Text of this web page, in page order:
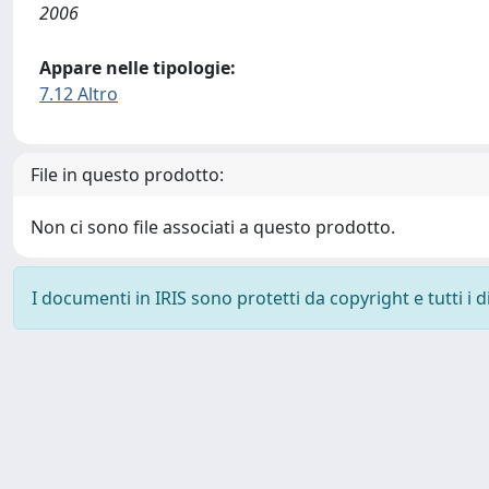
2006
Appare nelle tipologie:
7.12 Altro
File in questo prodotto:
Non ci sono file associati a questo prodotto.
I documenti in IRIS sono protetti da copyright e tutti i